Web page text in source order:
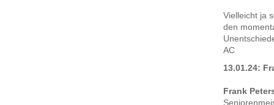
Vielleicht ja
den
AC
13.01.24:
Frank